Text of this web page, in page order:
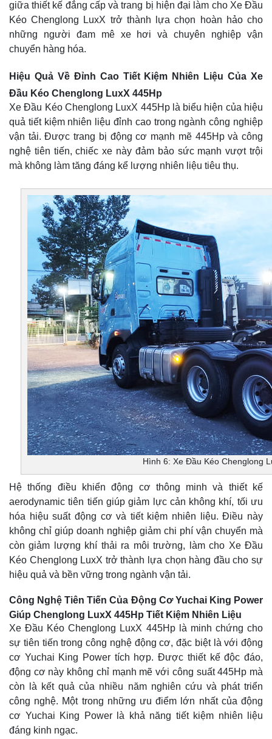
giữa thiết kế đẳng cấp và trang bị hiện đại làm cho Xe Đầu
Kéo Chenglong LuxX trở thành lựa chọn hoàn hảo cho
những người đam mê xe hơi và chuyên nghiệp vận
chuyển hàng hóa.
Hiệu Quả Về Đỉnh Cao Tiết Kiệm Nhiên Liệu Của Xe
Đầu Kéo Chenglong LuxX 445Hp
Xe Đầu Kéo Chenglong LuxX 445Hp là biểu hiện của hiệu
quả tiết kiệm nhiên liệu đỉnh cao trong ngành công nghiệp
vận tải. Được trang bị động cơ mạnh mẽ 445Hp và công
nghệ tiên tiến, chiếc xe này đảm bảo sức mạnh vượt trội
mà không làm tăng đáng kể lượng nhiên liệu tiêu thụ.
Hình 6: Xe Đầu Kéo Chenglong
Hệ thống điều khiển động cơ thông minh và thiết kế
aerodynamic tiên tiến giúp giảm lực cản không khí, tối ưu
hóa hiệu suất động cơ và tiết kiệm nhiên liệu. Điều này
không chỉ giúp doanh nghiệp giảm chi phí vận chuyển mà
còn giảm lượng khí thải ra môi trường, làm cho Xe Đầu
Kéo Chenglong LuxX trở thành lựa chọn hàng đầu cho sự
hiệu quả và bền vững trong ngành vận tải.
Công Nghệ Tiên Tiến Của Động Cơ Yuchai King Power
Giúp Chenglong LuxX 445Hp Tiết Kiệm Nhiên Liệu
Xe Đầu Kéo Chenglong LuxX 445Hp là minh chứng cho
sự tiên tiến trong công nghệ động cơ, đặc biệt là với động
cơ Yuchai King Power tích hợp. Được thiết kế độc đáo,
động cơ này không chỉ mạnh mẽ với công suất 445Hp mà
còn là kết quả của nhiều năm nghiên cứu và phát triển
công nghệ. Một trong những ưu điểm lớn nhất của động
cơ Yuchai King Power là khả năng tiết kiệm nhiên liệu
đáng kinh ngạc.